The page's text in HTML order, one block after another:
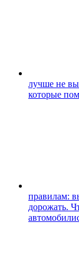
лучше не
которые
правилам:
дорожать.